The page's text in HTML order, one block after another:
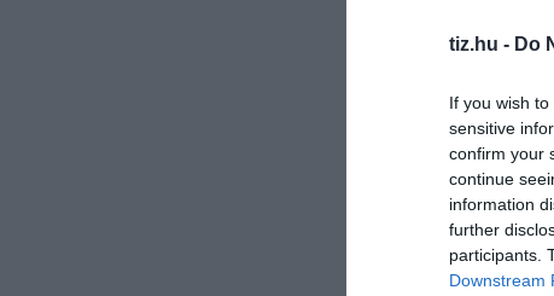
tiz.hu - Do
If you wish
sensitive
confirm your
continue
information
further
participants.
Downstream